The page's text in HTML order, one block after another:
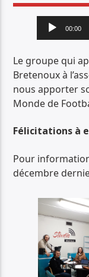
JUNGLE FEVER
TOUT LE ROCK
Lecteur
audio
00:00
Le groupe qui
Bretenoux à
nous apporter
Monde de
Félicitations à
Pour
décembre